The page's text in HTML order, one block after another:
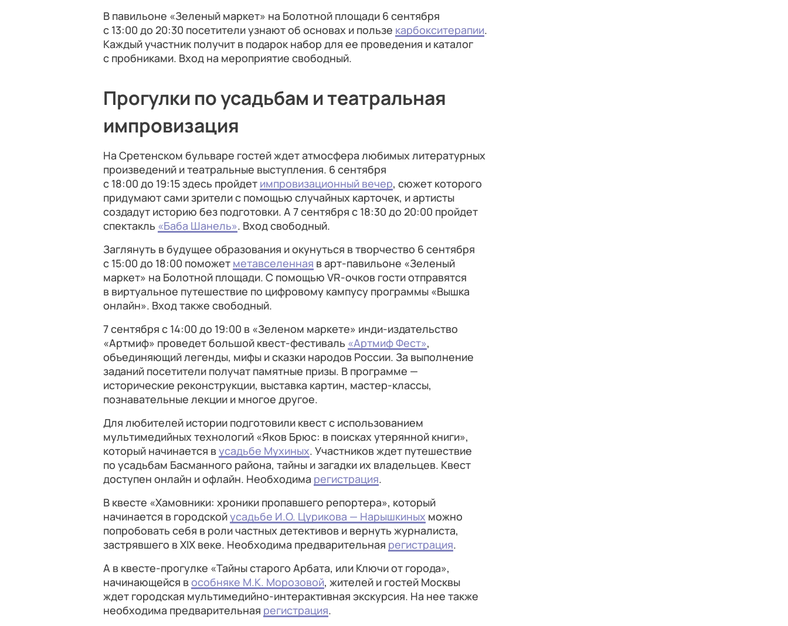
В павильоне «Зеленый маркет» на Болотной площади 6 сентября
с 13:00 до 20:30 посетители узнают об основах и пользе карбокситерапии.
Каждый участник получит в подарок набор для ее проведения и каталог
с пробниками. Вход на мероприятие свободный.
Прогулки по усадьбам и театральная
импровизация
На Сретенском бульваре гостей ждет атмосфера любимых литературных
произведений и театральные выступления. 6 сентября
с 18:00 до 19:15 здесь пройдет импровизационный вечер, сюжет которого
придумают сами зрители с помощью случайных карточек, и артисты
создадут историю без подготовки. А 7 сентября с 18:30 до 20:00 пройдет
спектакль «Баба Шанель». Вход свободный.
Заглянуть в будущее образования и окунуться в творчество 6 сентября
с 15:00 до 18:00 поможет метавселенная в арт-павильоне «Зеленый
маркет» на Болотной площади. С помощью VR-очков гости отправятся
в виртуальное путешествие по цифровому кампусу программы «Вышка
онлайн». Вход также свободный.
7 сентября с 14:00 до 19:00 в «Зеленом маркете» инди-издательство
«Артмиф» проведет большой квест-фестиваль «Артмиф Фест»,
объединяющий легенды, мифы и сказки народов России. За выполнение
заданий посетители получат памятные призы. В программе —
исторические реконструкции, выставка картин, мастер-классы,
познавательные лекции и многое другое.
Для любителей истории подготовили квест с использованием
мультимедийных технологий «Яков Брюс: в поисках утерянной книги»,
который начинается вусадьбе Мухиных. Участников ждет путешествие
по усадьбам Басманного района, тайны и загадки их владельцев. Квест
доступен онлайн и офлайн. Необходима регистрация.
В квесте «Хамовники: хроники пропавшего репортера», который
начинается в городскойусадьбе И.О. Цурикова — Нарышкиных можно
попробовать себя в роли частных детективов и вернуть журналиста,
застрявшего в XIX веке. Необходима предварительная регистрация.
А в квесте-прогулке «Тайны старого Арбата, или Ключи от города»,
начинающейся вособняке М.К. Морозовой, жителей и гостей Москвы
ждет городская мультимедийно-интерактивная экскурсия. На нее также
необходима предварительная регистрация.